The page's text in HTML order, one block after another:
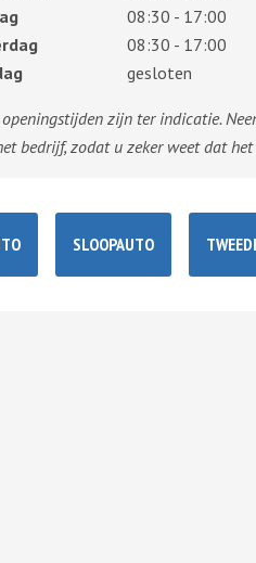
08:30 - 17:00
08:30 - 17:00
gesloten
openingstijden zijn ter indicatie.
bedrijf, zodat u zeker weet dat
SLOOPAUTO